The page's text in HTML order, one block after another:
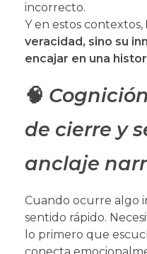
incorrecto.
Y en estos contextos,
veracidad, sino su
encajar en una
🧠
de cierre y
anclaje
Cuando ocurre algo
sentido rápido.
lo primero que